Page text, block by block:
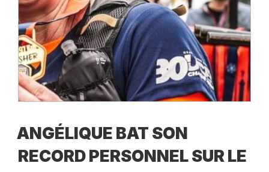
ANGÉLIQUE BAT SON
RECORD PERSONNEL SUR LE